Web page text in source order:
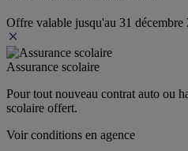
Offre valable jusqu'au 31 décembre
Assurance scolaire
Pour tout nouveau contrat auto ou
scolaire offert.
Voir conditions en agence